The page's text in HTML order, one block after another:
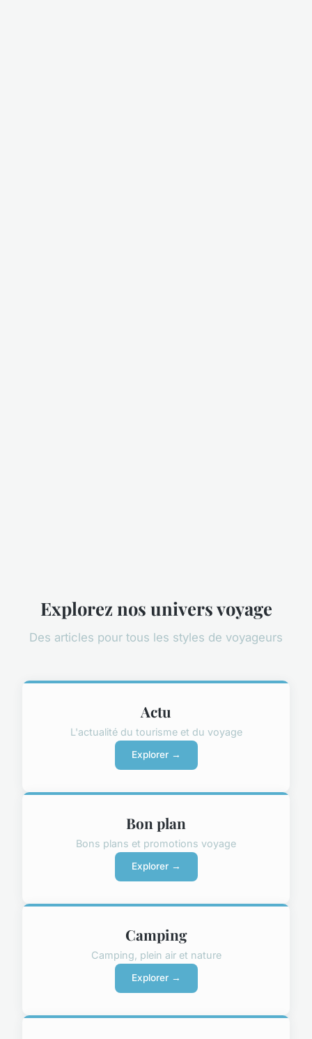
Explorez nos univers voyage
Des articles pour tous les styles de voyageurs
Actu
L'actualité du tourisme et du voyage
Explorer →
Bon plan
Bons plans et promotions voyage
Explorer →
Camping
Camping, plein air et nature
Explorer →